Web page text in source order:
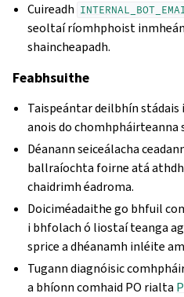
Cuireadh
seoltaí ríomhphoist
shaincheapadh.
Feabhsuithe
Taispeántar deilbhín
anois do chomhpháirteanna
Déanann seiceálacha
ballraíochta foirne atá
chaidrimh éadroma.
Doiciméadaithe go bhfuil
i bhfolach ó liostaí teanga
sprice a dhéanamh inléite
Tugann diagnóisic
a bhíonn comhaid PO rialta